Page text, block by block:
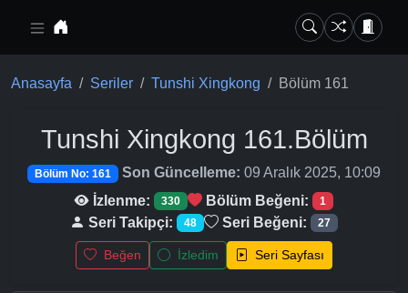
Anasayfa Seriler Tunshi Xingkong Bölüm 161
Tunshi Xingkong 161.Bölüm
Bölüm No: 161 Son Güncelleme: 09 Aralık 2025, 10:09
İzlenme:
330 Bölüm Beğeni: 1
Seri Takipçi: 48 Seri Beğeni: 27
Beğen İzledim Seri Sayfası